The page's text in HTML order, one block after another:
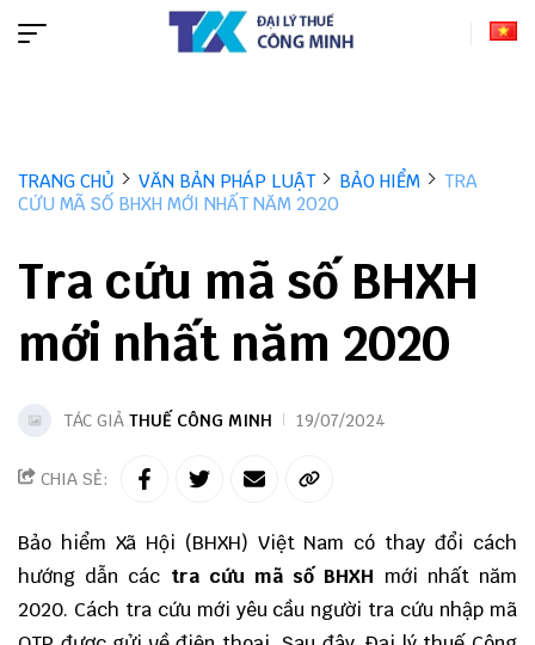
TRANG CHỦ VĂN BẢN PHÁP LUẬT BẢO HIỂM
TRA
CỨU MÃ SỐ BHXH MỚI NHẤT NĂM 2020
Tra cứu mã số BHXH
mới nhất năm 2020
TÁC GIẢ THUẾ CÔNG MINH 19/07/2024
CHIA SẺ:
Bảo hiểm Xã Hội (BHXH) Việt Nam có thay đổi cách
hướng dẫn các tra cứu mã số BHXH mới nhất năm
2020. Cách tra cứu mới yêu cầu người tra cứu nhập mã